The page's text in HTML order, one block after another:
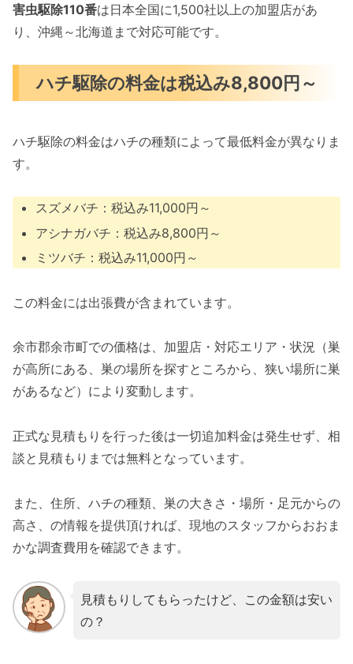
害虫駆除110番は日本全国に1,500社以上の加盟店があ
り、沖縄～北海道まで対応可能です。
ハチ駆除の料金は税込み8,800円～
ハチ駆除の料金はハチの種類によって最低料金が異なりま
す。
スズメバチ：税込み11,000円～
アシナガバチ：税込み8,800円～
ミツバチ：税込み11,000円～
この料金には出張費が含まれています。
余市郡余市町での価格は、加盟店・対応エリア・状況（巣
が高所にある、巣の場所を探すところから、狭い場所に巣
があるなど）により変動します。
正式な見積もりを行った後は一切追加料金は発生せず、相
談と見積もりまでは無料となっています。
また、住所、ハチの種類、巣の大きさ・場所・足元からの
高さ、の情報を提供頂ければ、現地のスタッフからおおま
かな調査費用を確認できます。
見積もりしてもらったけど、この金額は安い
の？